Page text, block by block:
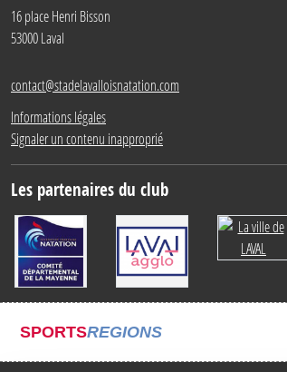
16 place Henri Bisson
53000Laval
contact@stadelavalloisnatation.com
Informations légales
Signaler un contenu inapproprié
Les partenaires du club
SPORTSREGIONS